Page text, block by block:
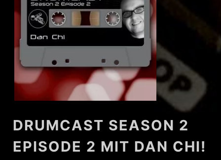
DRUMCAST SEASON 2
EPISODE 2 MIT DAN CHI!